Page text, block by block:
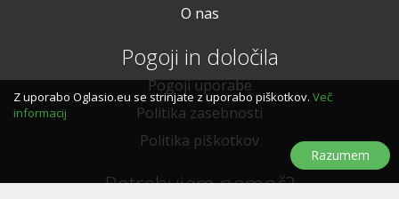
O nas
Pogoji in določila
Pogoji uporabe
Politika zasebnosti
Politika piškotkov
Potrebujem pomoč?
Z uporabo Oglasio.eu se strinjate z uporabo piškotkov. Več
informacij
Razumem